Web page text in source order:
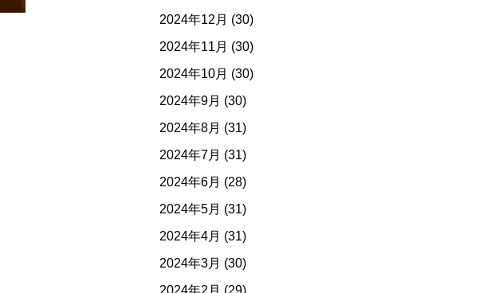
2024年12月 (30)
2024年11月 (30)
2024年10月 (30)
2024年9月 (30)
2024年8月 (31)
2024年7月 (31)
2024年6月 (28)
2024年5月 (31)
2024年4月 (31)
2024年3月 (30)
2024年2月 (29)